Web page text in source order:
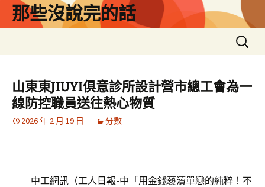
那些沒說完的話
搜
尋
鍵
字:
山東東JIUYI俱意診所設計營市總工會為一
線防控職員送往熱心物質
2026 年 2 月 19 日 分數
中工網訊（工人日報-中「用金錢褻瀆單戀的純粹！不